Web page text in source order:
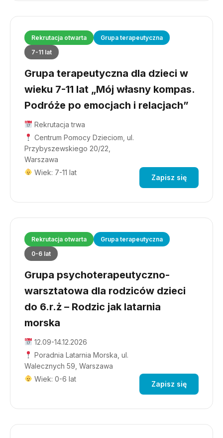
Rekrutacja otwarta
Grupa terapeutyczna
7-11 lat
Grupa terapeutyczna dla dzieci w
wieku 7-11 lat „Mój własny kompas.
Podróże po emocjach i relacjach”
Rekrutacja trwa
Centrum Pomocy Dzieciom, ul.
Przybyszewskiego 20/22,
Warszawa
Wiek: 7-11 lat
Zapisz się
Rekrutacja otwarta
Grupa terapeutyczna
0-6 lat
Grupa psychoterapeutyczno-
warsztatowa dla rodziców dzieci
do 6.r.ż – Rodzic jak latarnia
morska
12.09-14.12.2026
Poradnia Latarnia Morska, ul.
Walecznych 59, Warszawa
Wiek: 0-6 lat
Zapisz się